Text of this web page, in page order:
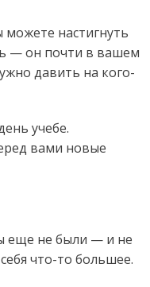
настигнуть
— он почти в вашем
давить на кого-
учебе.
вами новые
еще не были — и не
что-то большее.